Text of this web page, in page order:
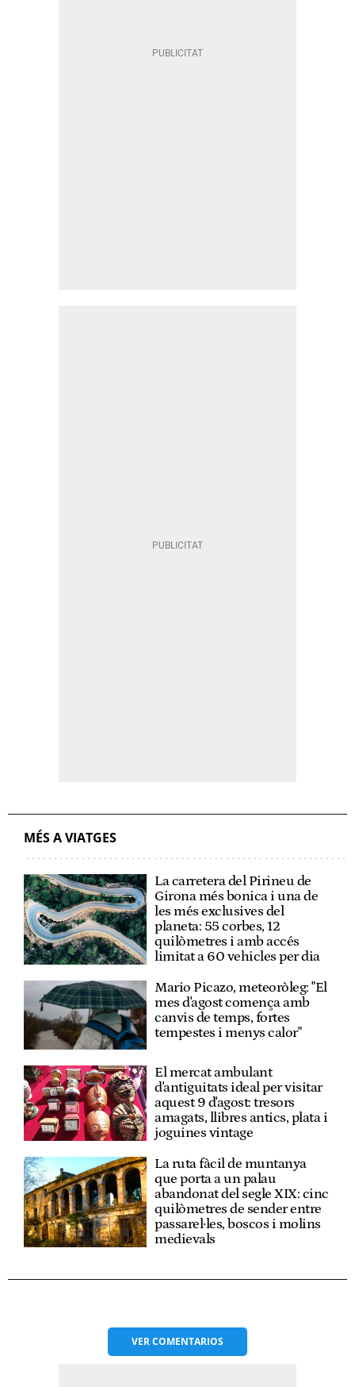
MÉS A VIATGES
La carretera del Pirineu de
Girona més bonica i una de
les més exclusives del
planeta: 55 corbes, 12
quilòmetres i amb accés
limitat a 60 vehicles per dia
Mario Picazo, meteoròleg: "El
mes d'agost comença amb
canvis de temps, fortes
tempestes i menys calor"
El mercat ambulant
d'antiguitats ideal per visitar
aquest 9 d'agost: tresors
amagats, llibres antics, plata i
joguines vintage
La ruta fàcil de muntanya
que porta a un palau
abandonat del segle XIX: cinc
quilòmetres de sender entre
passarel·les, boscos i molins
medievals
VERCOMENTARIOS